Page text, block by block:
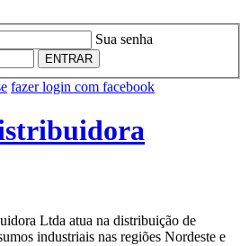
Sua senha
ENTRAR
fazer login com facebook
Ltda atua na distribuição de
industriais nas regiões Nordeste e